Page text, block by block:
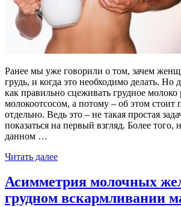
Ранее мы уже говорили о том, зачем
грудь, и когда это необходимо делать. Но
как правильно сцеживать грудное
молокоотсосом, а потому – об этом стоит
отдельно. Ведь это – не такая простая
показаться на первый взгляд. Более того,
данном …
Читать далее
Асимметрия молочных
грудном вскармливании